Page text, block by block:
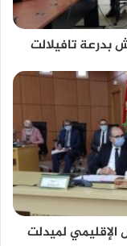
بدرعة تافيلالت
الإقليمي لميدلت